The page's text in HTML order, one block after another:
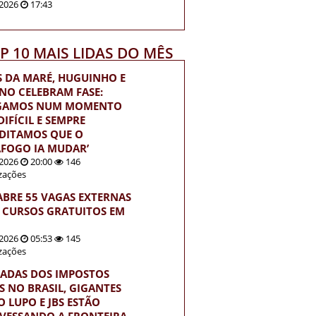
17:43
10 MAIS LIDAS DO MÊS
DA MARÉ, HUGUINHO E
CELEBRAM FASE:
NUM MOMENTO
E SEMPRE
QUE O
IA MUDAR’
20:00
146
55 VAGAS EXTERNAS
GRATUITOS EM
05:53
145
DOS IMPOSTOS
NO BRASIL, GIGANTES
LUPO E JBS ESTÃO